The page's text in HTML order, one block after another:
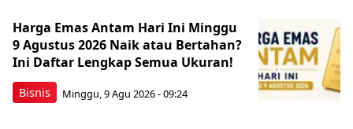
Bisnis
Harga Emas Antam Hari Ini Minggu
9 Agustus 2026 Naik atau Bertahan?
Ini Daftar Lengkap Semua Ukuran!
Minggu, 9 Agu 2026 - 09:24